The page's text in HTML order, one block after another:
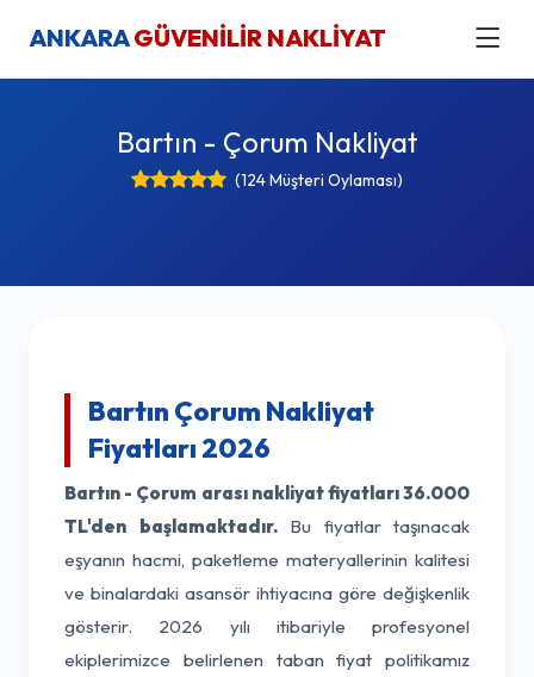
ANKARAGÜVENİLİR NAKLİYAT
Bartın - Çorum Nakliyat
(124 Müşteri Oylaması)
Bartın Çorum Nakliyat
Fiyatları 2026
Bartın - Çorum arası nakliyat fiyatları36.000
TL'den başlamaktadır.Bu fiyatlar taşınacak
eşyanın hacmi, paketleme materyallerinin kalitesi
ve binalardaki asansör ihtiyacına göre değişkenlik
gösterir. 2026 yılı itibariyle profesyonel
ekiplerimizce belirlenen taban fiyat politikamız